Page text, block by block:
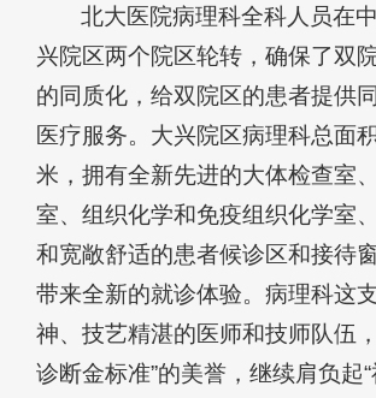
北大医院病理科全科人员在
兴院区两个院区轮转，确保了双
的同质化，给双院区的患者提供
医疗服务。大兴院区病理科总面
米，拥有全新先进的大体检查室
室、组织化学和免疫组织化学室
和宽敞舒适的患者候诊区和接待
带来全新的就诊体验。病理科这
神、技艺精湛的医师和技师队伍
诊断金标准”的美誉，继续肩负起